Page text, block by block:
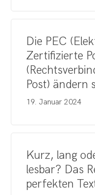
Die PEC
Zertifizierte
Post) ändern
19. Januar 2024
Kurz, lang
lesbar? Das
perfekten